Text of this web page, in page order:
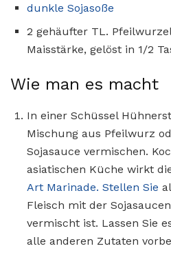
dunkle Sojasoße
2 gehäufter TL.
Maisstärke, gelöst in 1/2
Wie man es macht
In einer Schüssel
Mischung aus Pfeilwurz
Sojasauce vermischen.
asiatischen Küche wirkt
Art Marinade. Stellen Sie
Fleisch mit der
vermischt ist. Lassen Sie
alle anderen Zutaten